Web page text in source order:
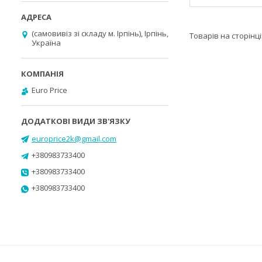
(самовивіз зі складу м. Ірпінь), Ірпінь,
Україна
Euro Price
europrice2k@gmail.com
+380983733400
+380983733400
+380983733400